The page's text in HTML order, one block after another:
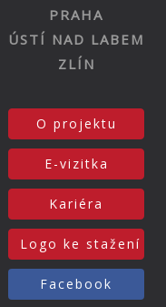
PRAHA
ÚSTÍ NAD LABEM
ZLÍN
O projektu
E-vizitka
Kariéra
Logo ke stažení
Facebook